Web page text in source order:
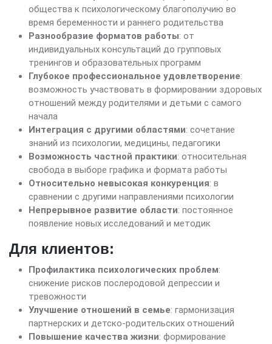
общества к психологическому благополучию во
время беременности и раннего родительства
Разнообразие форматов работы: от
индивидуальных консультаций до групповых
тренингов и образовательных программ
Глубокое профессиональное удовлетворение:
возможность участвовать в формировании здоровых
отношений между родителями и детьми с самого
начала
Интеграция с другими областями: сочетание
знаний из психологии, медицины, педагогики
Возможность частной практики: относительная
свобода в выборе графика и формата работы
Относительно невысокая конкуренция: в
сравнении с другими направлениями психологии
Непрерывное развитие области: постоянное
появление новых исследований и методик
Для клиентов:
Профилактика психологических проблем:
снижение рисков послеродовой депрессии и
тревожности
Улучшение отношений в семье: гармонизация
партнерских и детско-родительских отношений
Повышение качества жизни: формирование